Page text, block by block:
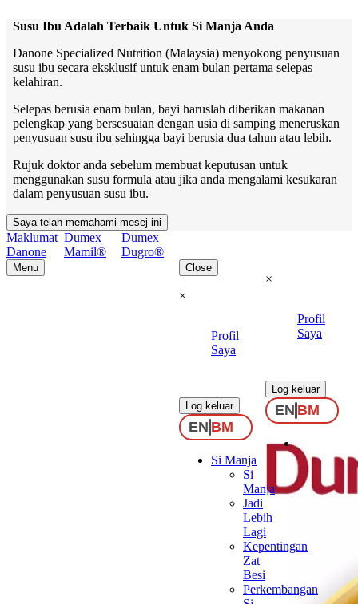
Susu Ibu Adalah Terbaik Untuk Si Manja Anda
Danone Specialized Nutrition (Malaysia) menyokong penyusuan
susu ibu secara eksklusif untuk enam bulan pertama selepas
kelahiran.
Selepas berusia enam bulan, bayi haruslah diberikan makanan
pelengkap yang bersesuaian dengan usia di samping meneruskan
penyusuan susu ibu sehingga bayi berusia dua tahun atau lebih.
Rujuk doktor anda sebelum membuat keputusan untuk
menggunakan susu formula atau jika anda mengalami kesukaran
dalam penyusuan susu ibu.
Saya telah memahami mesej ini
Maklumat
Danone
Dumex
Mamil®
Dumex
Dugro®
Menu Close
×
Profil
Saya
Log keluar
EN BM
Si Manja
Si
Manja
Jadi
Lebih
Lagi
Kepentingan
Zat
Besi
Perkembangan
×
Profil
Saya
Log keluar
EN BM